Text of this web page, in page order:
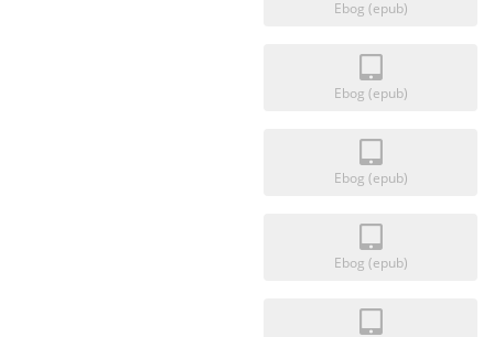
Ebog (epub)
Ebog (epub)
Ebog (epub)
Ebog (epub)